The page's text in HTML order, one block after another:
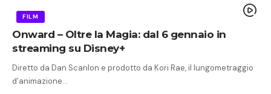
FILM
Onward – Oltre la Magia: dal 6 gennaio in
streaming su Disney+
Diretto da Dan Scanlon e prodotto da Kori Rae, il lungometraggio
d’animazione…